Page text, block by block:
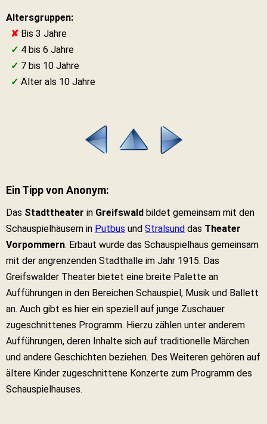
Altersgruppen:
✘ Bis 3 Jahre
✓ 4 bis 6 Jahre
✓ 7 bis 10 Jahre
✓ Älter als 10 Jahre
Ein Tipp von Anonym:
Das Stadttheater in Greifswald bildet gemeinsam mit den
Schauspielhäusern in Putbus und Stralsund das Theater
Vorpommern. Erbaut wurde das Schauspielhaus gemeinsam
mit der angrenzenden Stadthalle im Jahr 1915. Das
Greifswalder Theater bietet eine breite Palette an
Aufführungen in den Bereichen Schauspiel, Musik und Ballett
an. Auch gibt es hier ein speziell auf junge Zuschauer
zugeschnittenes Programm. Hierzu zählen unter anderem
Aufführungen, deren Inhalte sich auf traditionelle Märchen
und andere Geschichten beziehen. Des Weiteren gehören auf
ältere Kinder zugeschnittene Konzerte zum Programm des
Schauspielhauses.